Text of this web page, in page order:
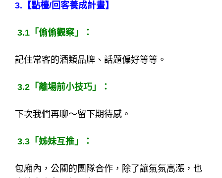
3. 【點檯/回客養成計畫】
3.1 「偷偷觀察」：
記住常客的酒類品牌、話題偏好等等。
3.2 「離場前小技巧」：
下次我們再聊～留下期待感。
3.3 「姊妹互推」：
包廂內，公關的團隊合作，除了讓氣氛高漲，也